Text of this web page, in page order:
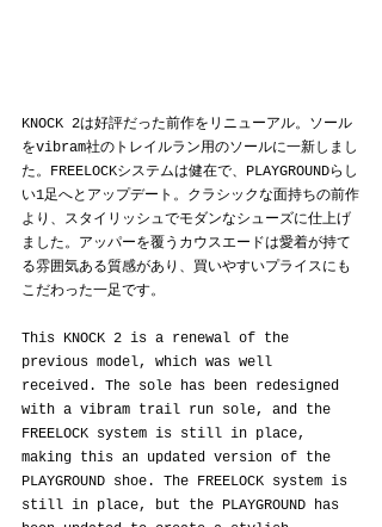
KNOCK 2は好評だった前作をリニューアル。ソール
をvibram社のトレイルラン用のソールに一新しまし
た。FREELOCKシステムは健在で、PLAYGROUNDらし
い1足へとアップデート。クラシックな面持ちの前作
より、スタイリッシュでモダンなシューズに仕上げ
ました。アッパーを覆うカウスエードは愛着が持て
る雰囲気ある質感があり、買いやすいプライスにも
こだわった一足です。
This KNOCK 2 is a renewal of the
previous model, which was well
received. The sole has been redesigned
with a vibram trail run sole, and the
FREELOCK system is still in place,
making this an updated version of the
PLAYGROUND shoe. The FREELOCK system is
still in place, but the PLAYGROUND has